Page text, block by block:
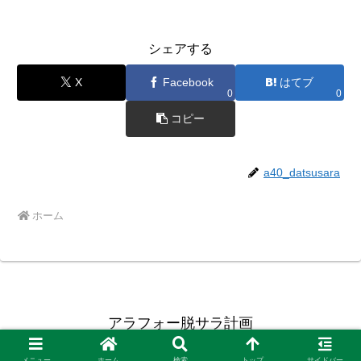
シェアする
X Facebook
0
はてブ
0
コピー
a40_datsusara
ホーム
アラフォー脱サラ計画
Copyright © 2015-2026 アラフォー脱サラ計画 All Rights Reserved.